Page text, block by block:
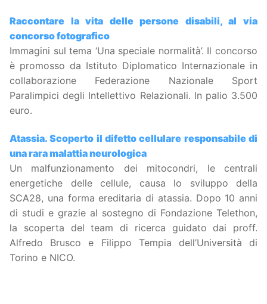
Raccontare la vita delle persone disabili, al via
concorso fotografico
Immagini sul tema ‘Una speciale normalità’. Il concorso
è promosso da Istituto Diplomatico Internazionale in
collaborazione Federazione Nazionale Sport
Paralimpici degli Intellettivo Relazionali. In palio 3.500
euro.
Atassia. Scoperto il difetto cellulare responsabile di
una rara malattia neurologica
Un malfunzionamento dei mitocondri, le centrali
energetiche delle cellule, causa lo sviluppo della
SCA28, una forma ereditaria di atassia. Dopo 10 anni
di studi e grazie al sostegno di Fondazione Telethon,
la scoperta del team di ricerca guidato dai proff.
Alfredo Brusco e Filippo Tempia dell’Università di
Torino e NICO.